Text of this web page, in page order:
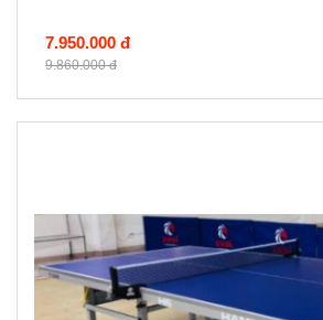
7.950.000 đ
9.860.000 đ